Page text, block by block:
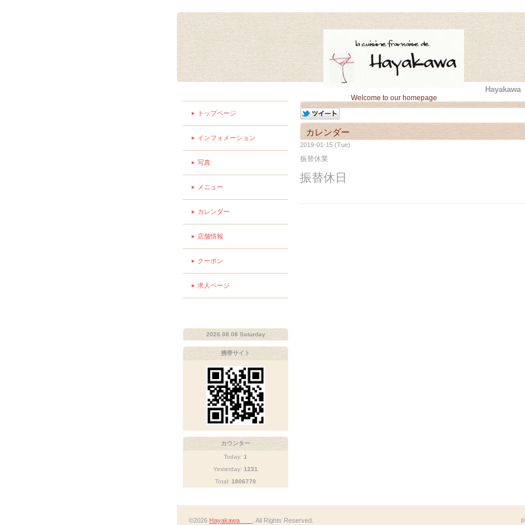
Welcome to our homepage
カレンダー
2019-01-15 (Tue)
振替休業
振替休日
トップページ
インフォメーション
写真
メニュー
カレンダー
店舗情報
クーポン
求人ページ
2026.08.08 Saturday
携帯サイト
カウンター
Today: 1
Yesterday: 1231
Total: 1806770
©2026 Hayakawa . All Rights Reserved.